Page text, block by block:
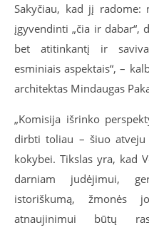
Sakyčiau, kad jį
įgyvendinti „čia ir dabar“,
bet atitinkantį ir
esminiais aspektais“, –
architektas Mindaugas
„Komisija išrinko
dirbti toliau – šiuo
kokybei. Tikslas yra, kad
darniam judėjimui,
istoriškumą,
atnaujinimui būtų